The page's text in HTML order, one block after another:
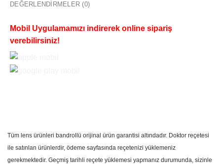
DEĞERLENDIRMELER (0)
Mobil Uygulamamızı indirerek online sipariş
verebilirsiniz!
Tüm lens ürünleri bandrollü orijinal ürün garantisi altındadır. Doktor reçetesi
ile satınlan ürünlerdir, ödeme sayfasında reçetenizi yüklemeniz
gerekmektedir. Geçmiş tarihli reçete yüklemesi yapmanız durumunda, sizinle